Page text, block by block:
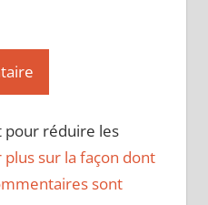
pour réduire les
plus sur la façon dont
sont